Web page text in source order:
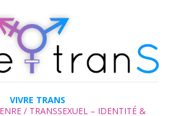
VIVRE TRANS
/ TRANSSEXUEL – IDENTITÉ &